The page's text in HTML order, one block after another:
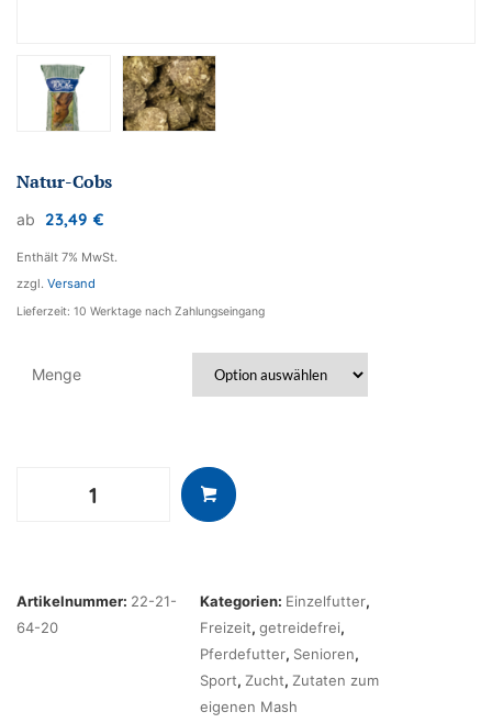
Natur-Cobs
ab 23,49 €
Enthält 7% MwSt.
zzgl. Versand
Lieferzeit: 10 Werktage nach Zahlungseingang
Menge
Artikelnummer: 22-21-
64-20
Kategorien: Einzelfutter,
Freizeit,getreidefrei,
Pferdefutter, Senioren,
Sport, Zucht, Zutaten zum
eigenen Mash